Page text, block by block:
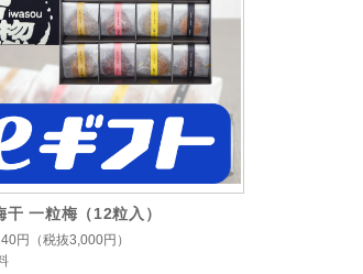
干 一粒梅（12粒入）
円（税抜3,000円）